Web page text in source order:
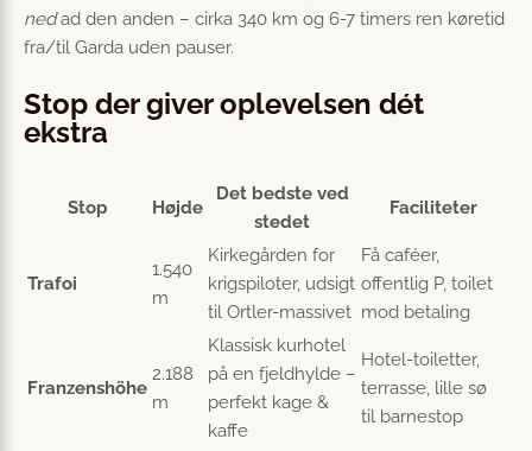
nedad den anden – cirka 340 km og 6-7 timers ren køretid
fra/til Garda uden pauser.
Stop der giver oplevelsen dét
ekstra
Stop Højde
Det bedste ved
stedet
Faciliteter
Trafoi
1.540
m
Kirkegården for
krigspiloter, udsigt
til Ortler-massivet
Få caféer,
offentlig P, toilet
mod betaling
Franzenshöhe
2.188
m
Klassisk kurhotel
på en fjeldhylde –
perfekt kage &
kaffe
Hotel-toiletter,
terrasse, lille sø
til barnestop